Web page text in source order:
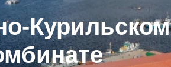
Курильском